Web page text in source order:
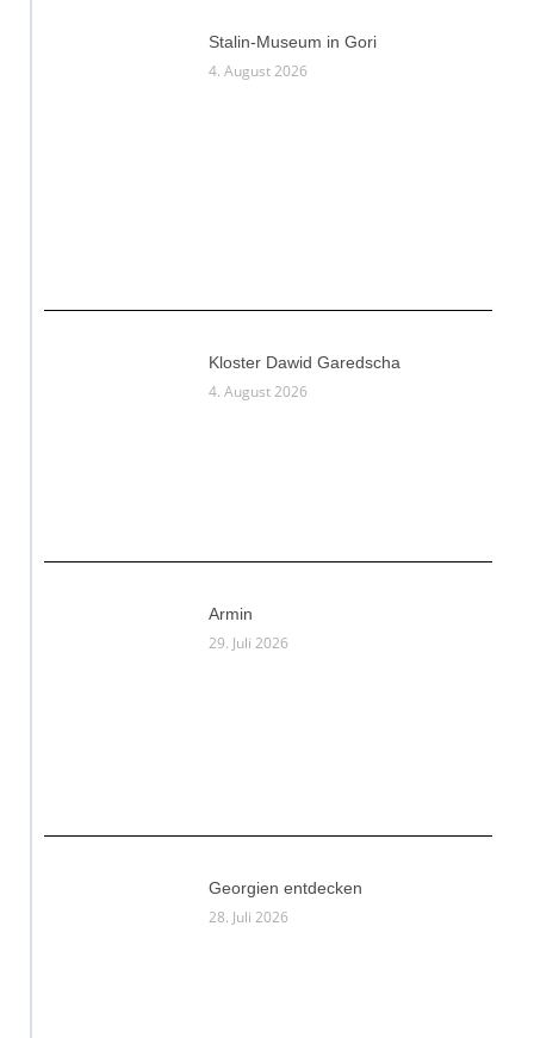
Stalin-Museum in Gori
4. August 2026
Kloster Dawid Garedscha
4. August 2026
Armin
29. Juli 2026
Georgien entdecken
28. Juli 2026